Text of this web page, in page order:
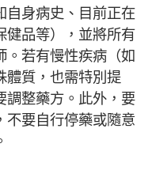
自身病史、目前正在
健品等），並將所有
。若有慢性疾病（如
體質，也需特別提
調整藥方。此外，要
不要自行停藥或隨意